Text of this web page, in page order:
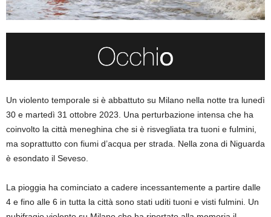
Un violento temporale si è abbattuto su Milano nella notte tra lunedì
30 e martedì 31 ottobre 2023. Una perturbazione intensa che ha
coinvolto la città meneghina che si è risvegliata tra tuoni e fulmini,
ma soprattutto con fiumi d’acqua per strada. Nella zona di Niguarda
è esondato il Seveso.
La pioggia ha cominciato a cadere incessantemente a partire dalle
4 e fino alle 6 in tutta la città sono stati uditi tuoni e visti fulmini. Un